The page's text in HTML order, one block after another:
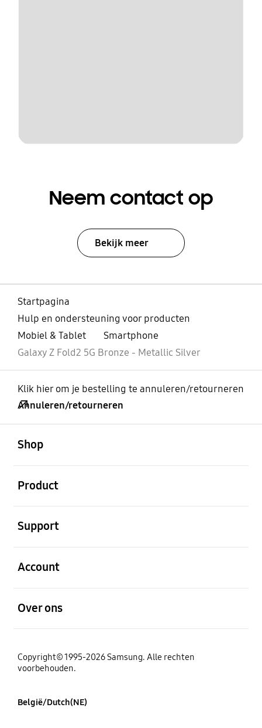
Neem contact op
Bekijk meer
Startpagina
Hulp en ondersteuning voor producten
Mobiel & Tablet
Smartphone
Galaxy Z Fold2 5G Bronze - Metallic Silver
Klik hier om je bestelling te annuleren/retourneren
Annuleren/retourneren
Shop
Product
Support
Account
Over ons
Copyright© 1995-2026 Samsung. Alle rechten
voorbehouden.
België/Dutch(NE)